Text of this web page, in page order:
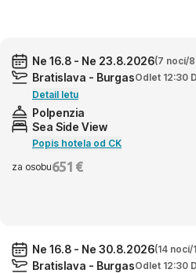
Ne 16.8 - Ne 23.8.2026(7 nocí/
Bratislava - BurgasOdlet 12:30
Detail letu
Polpenzia
Sea Side View
Popis hotela od CK
za osobu651 €
Ne 16.8 - Ne 30.8.2026(14 nocí/
Bratislava - BurgasOdlet 12:30